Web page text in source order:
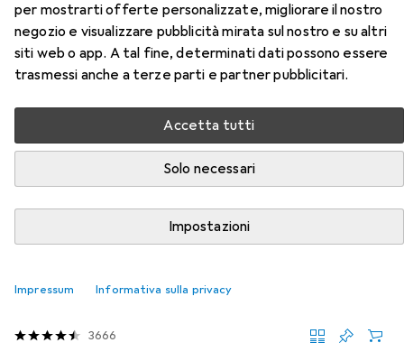
per mostrarti offerte personalizzate, migliorare il nostro
negozio e visualizzare pubblicità mirata sul nostro e su altri
siti web o app. A tal fine, determinati dati possono essere
trasmessi anche a terze parti e partner pubblicitari.
Accetta tutti
Solo necessari
Impostazioni
Impressum Informativa sulla privacy
Accessori per Karlsson Sunburst
Qui trovi accessori adatti per il prodotto Karlsson
Batterie + pile
VartaLonglife Power
3666